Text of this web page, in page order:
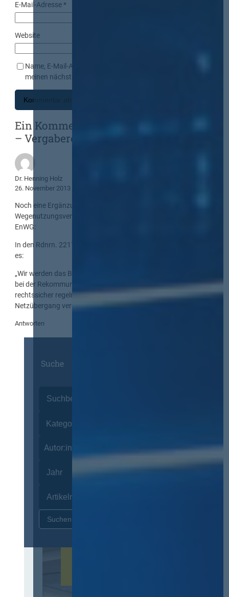
E-Mail-Adresse*
Website
Name, E-Mail-Adresse und Website in diesem Browser für
meinen nächsten Kommentar speichern.
Ein Kommentar zu „Koalitionsvertrag
– Vergaberecht“
Dr. Henning Holz
26. November 2013
Noch eine Ergänzung zur Vergabe von
Wegenutzungsverträgen für Strom und Gas gemäß § 46
EnWG:
In den Rdnrn. 2217 ff. des Entwurfs (Stand: 24.11.2013) heißt
es:
„Wir werden das Bewertungsverfahren bei Neuvergabe (z. B.
bei der Rekommunalisierung) der Verteilnetze eindeutig und
rechtssicher regeln sowie die Rechtssicherheit im
Netzübergang verbessern.“
Antworten
Suche
Autor:innen